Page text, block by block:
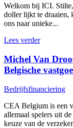
Welkom bij ICI.
doller lijkt te draaien,
ons naar unieke...
Lees verder
Michel Van
Belgische
Bedrijfsfinanciering
CEA Belgium is een
allemaal spelers uit
keuze van de